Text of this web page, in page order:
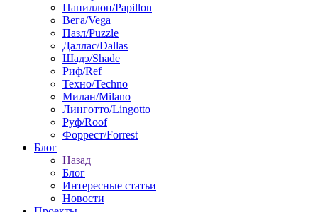
Папиллон/Papillon
Вега/Vega
Пазл/Puzzle
Даллас/Dallas
Шадэ/Shade
Риф/Ref
Техно/Techno
Милан/Milano
Линготто/Lingotto
Руф/Roof
Форрест/Forrest
Блог
Назад
Блог
Интересные статьи
Новости